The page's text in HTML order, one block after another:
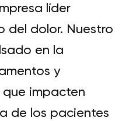
líder
del dolor. Nuestro
en la
y
impacten
de los pacientes